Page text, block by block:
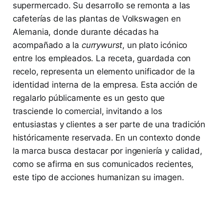
supermercado. Su desarrollo se remonta a las
cafeterías de las plantas de Volkswagen en
Alemania, donde durante décadas ha
acompañado a la currywurst, un plato icónico
entre los empleados. La receta, guardada con
recelo, representa un elemento unificador de la
identidad interna de la empresa. Esta acción de
regalarlo públicamente es un gesto que
trasciende lo comercial, invitando a los
entusiastas y clientes a ser parte de una tradición
históricamente reservada. En un contexto donde
la marca busca destacar por ingeniería y calidad,
como se afirma en sus comunicados recientes,
este tipo de acciones humanizan su imagen.